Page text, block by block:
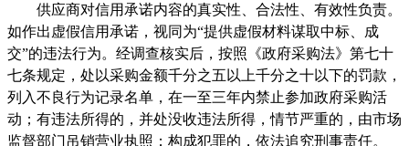
供应商对信用承诺内容的真实性、合法性、有效性负责。
如作出虚假信用承诺，视同为“提供虚假材料谋取中标、成
交”的违法行为。经调查核实后，按照《政府采购法》第七十
七条规定，处以采购金额千分之五以上千分之十以下的罚款，
列入不良行为记录名单，在一至三年内禁止参加政府采购活
动；有违法所得的，并处没收违法所得，情节严重的，由市场
监督部门吊销营业执照；构成犯罪的，依法追究刑事责任。